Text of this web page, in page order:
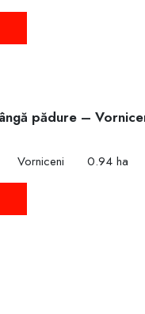
pădure –
Vorniceni 0.94 ha